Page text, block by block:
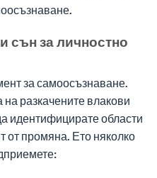
сън за личностно
за самоосъзнаване.
разкачените влакови
идентифицирате области
от промяна. Ето няколко